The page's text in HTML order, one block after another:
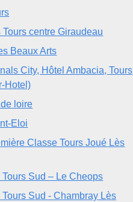
Tours centre Giraudeau
Beaux Arts
City, Hôtel Ambacia, Tours
Hotel)
loire
Eloi
Classe Tours Joué Lès
Tours Sud – Le Cheops
Tours Sud - Chambray Lès